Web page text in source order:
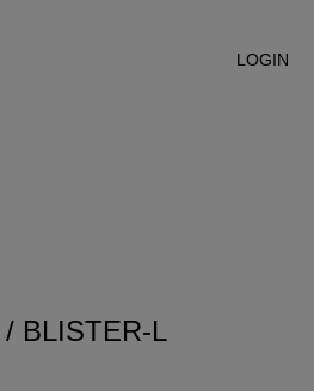
LOGIN
BLISTER-L